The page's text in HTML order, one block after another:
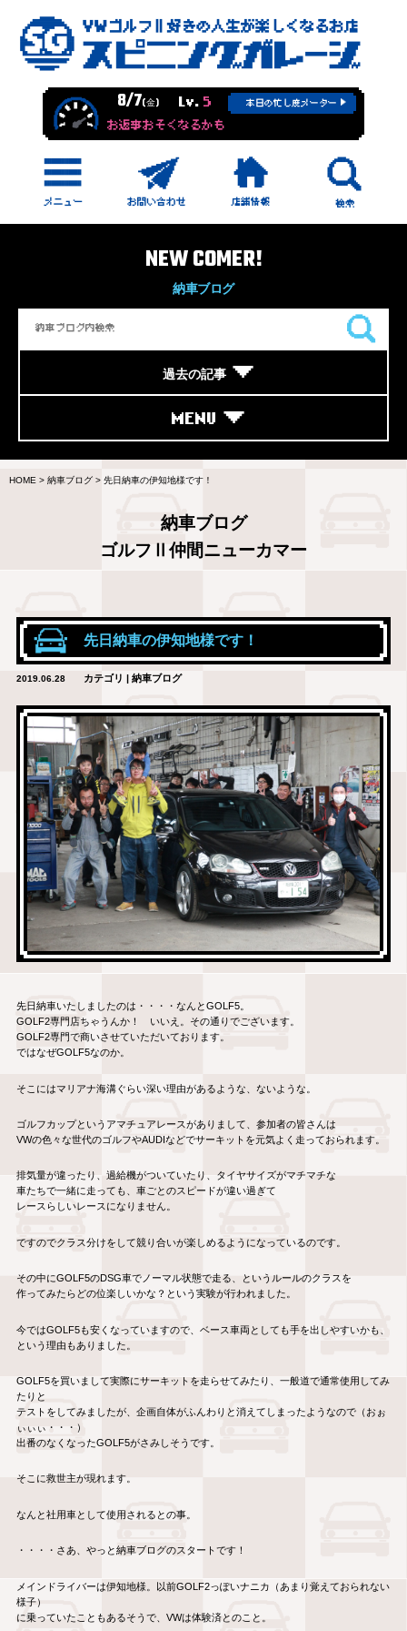
8/7(金) Lv. 5 本日の忙し度メーター
お返事おそくなるかも
NEW COMER!
納車ブログ
過去の記事
MENU
HOME > 納車ブログ > 先日納車の伊知地様です！
納車ブログ
ゴルフⅡ仲間ニューカマー
先日納車の伊知地様です！
2019.06.28 カテゴリ | 納車ブログ
先日納車いたしましたのは・・・・なんとGOLF5。
GOLF2専門店ちゃうんか！ いいえ。その通りでございます。
GOLF2専門で商いさせていただいております。
ではなぜGOLF5なのか。
そこにはマリアナ海溝ぐらい深い理由があるような、ないような。
ゴルフカップというアマチュアレースがありまして、参加者の皆さんは
VWの色々な世代のゴルフやAUDIなどでサーキットを元気よく走っておられます。
排気量が違ったり、過給機がついていたり、タイヤサイズがマチマチな
車たちで一緒に走っても、車ごとのスピードが違い過ぎて
レースらしいレースになりません。
ですのでクラス分けをして競り合いが楽しめるようになっているのです。
その中にGOLF5のDSG車でノーマル状態で走る、というルールのクラスを
作ってみたらどの位楽しいかな？という実験が行われました。
今ではGOLF5も安くなっていますので、ベース車両としても手を出しやすいかも、
という理由もありました。
GOLF5を買いまして実際にサーキットを走らせてみたり、一般道で通常使用してみ
たりと
テストをしてみましたが、企画自体がふんわりと消えてしまったようなので（おぉ
ぃぃぃ・・・）
出番のなくなったGOLF5がさみしそうです。
そこに救世主が現れます。
なんと社用車として使用されるとの事。
・・・・さあ、やっと納車ブログのスタートです！
メインドライバーは伊知地様。以前GOLF2っぽいナニカ（あまり覚えておられない
様子）
に乗っていたこともあるそうで、VWは体験済とのこと。